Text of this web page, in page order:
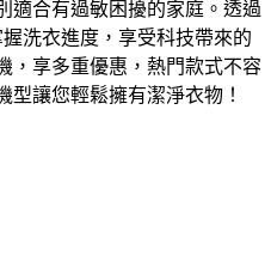
適合有過敏困擾的家庭。透過
洗衣進度，享受科技帶來的
，享多重優惠，熱門款式不容
型讓您輕鬆擁有潔淨衣物！